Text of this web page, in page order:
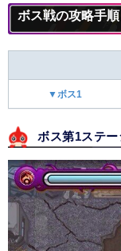
ボス戦の攻略手
▼ボス1
ボス第1ステー